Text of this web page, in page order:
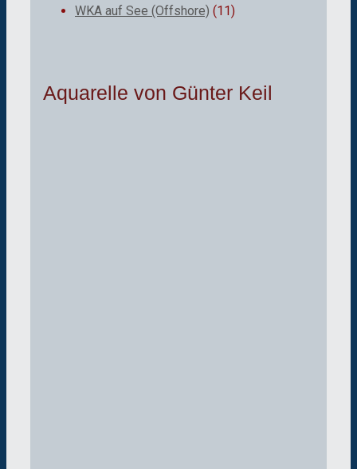
WKA auf See (Offshore) (11)
Aquarelle von Günter Keil